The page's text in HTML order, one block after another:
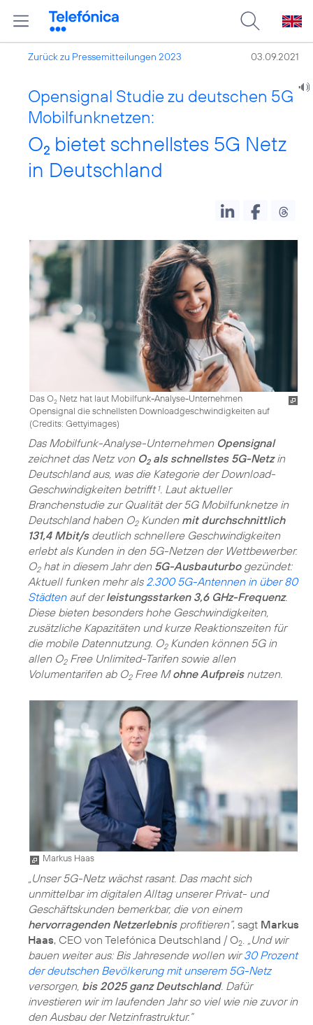
Zurück zu Pressemitteilungen 2023 03.09.2021
Opensignal Studie zu deutschen 5G
Mobilfunknetzen:
O2 bietet schnellstes 5G Netz
in Deutschland
Das O2 Netz hat laut Mobilfunk-Analyse-Unternehmen
Opensignal die schnellsten Downloadgeschwindigkeiten auf
(Credits: Gettyimages)
Das Mobilfunk-Analyse-Unternehmen Opensignal
zeichnet das Netz von O2als schnellstes 5G-Netzin
Deutschland aus, was die Kategorie der Download-
Geschwindigkeiten betrifft1. Laut aktueller
Branchenstudie zur Qualität der 5G Mobilfunknetze in
Deutschland haben O2Kunden mit durchschnittlich
131,4 Mbit/sdeutlich schnellere Geschwindigkeiten
erlebt als Kunden in den 5G-Netzen der Wettbewerber.
O2hat in diesem Jahr den 5G-Ausbauturbogezündet:
Aktuell funken mehr als 2.300 5G-Antennen in über 80
Städtenauf derleistungsstarken 3,6 GHz-Frequenz.
Diese bieten besonders hohe Geschwindigkeiten,
zusätzliche Kapazitäten und kurze Reaktionszeiten für
die mobile Datennutzung. O2Kunden können 5G in
allen O2Free Unlimited-Tarifen sowie allen
Volumentarifen ab O2Free Mohne Aufpreisnutzen.
Markus Haas
„Unser 5G-Netz wächst rasant. Das macht sich
unmittelbar im digitalen Alltag unserer Privat- und
Geschäftskunden bemerkbar, die von einem
hervorragenden Netzerlebnisprofitieren“, sagt Markus
Haas, CEO von Telefónica Deutschland / O2. „Und wir
bauen weiter aus: Bis Jahresende wollen wir30 Prozent
der deutschen Bevölkerung mit unserem 5G-Netz
versorgen, bis 2025 ganz Deutschland. Dafür
investieren wir im laufenden Jahr so viel wie nie zuvor in
den Ausbau der Netzinfrastruktur.“